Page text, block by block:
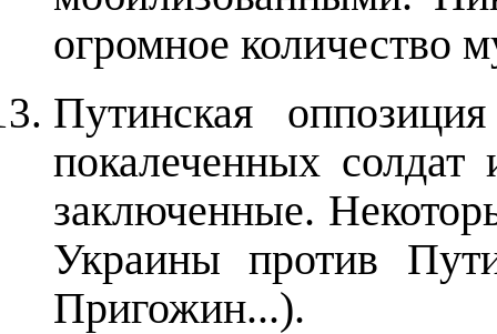
огромное количество
Путинская
покалеченных
заключенные.
Украины против
Пригожин...).